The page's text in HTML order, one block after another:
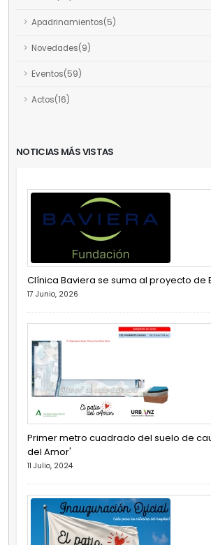
Apadrinamientos(5)
Novedades(9)
Eventos(59)
Actos(16)
NOTICIAS MÁS VISTAS
Clínica Baviera se suma al proyecto de
17 Junio, 2026
Primer metro cuadrado del suelo de
del Amor'
11 Julio, 2024